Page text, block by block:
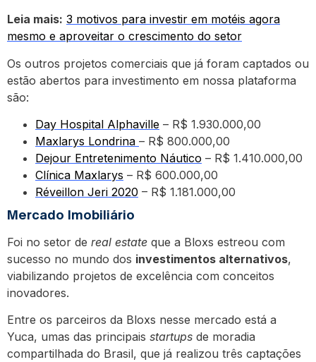
Leia mais: 3 motivos para investir em motéis agora
mesmo e aproveitar o crescimento do setor
Os outros projetos comerciais que já foram captados ou
estão abertos para investimento em nossa plataforma
são:
Day Hospital Alphaville – R$ 1.930.000,00
Maxlarys Londrina – R$ 800.000,00
Dejour Entretenimento Náutico – R$ 1.410.000,00
Clínica Maxlarys – R$ 600.000,00
Réveillon Jeri 2020 – R$ 1.181.000,00
Mercado Imobiliário
Foi no setor de real estate que a Bloxs estreou com
sucesso no mundo dos investimentos alternativos,
viabilizando projetos de excelência com conceitos
inovadores.
Entre os parceiros da Bloxs nesse mercado está a
Yuca, umas das principais startups de moradia
compartilhada do Brasil, que já realizou três captações